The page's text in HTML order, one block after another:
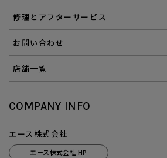
修理とアフターサービス
お問い合わせ
店舗一覧
COMPANY INFO
エース株式会社
エース株式会社 HP